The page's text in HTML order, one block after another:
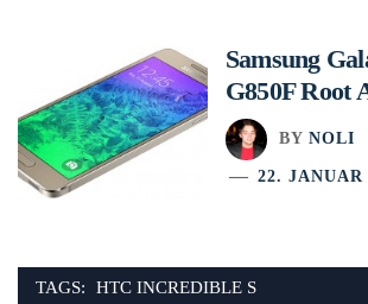
Samsung
G850F Root
BY NOLI
22. JANUAR
TAGS: HTC INCREDIBLE S